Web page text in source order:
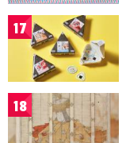
17
18